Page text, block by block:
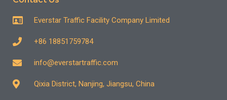
Everstar Traffic Facility Company Limited
+86 18851759784
info@everstartraffic.com
Qixia District, Nanjing, Jiangsu, China